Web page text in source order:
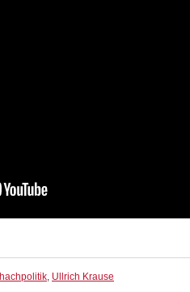
, Ullrich Krause